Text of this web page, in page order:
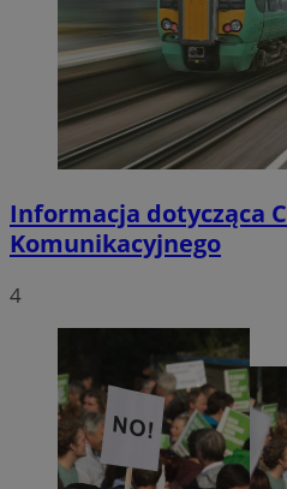
Informacja dotycząca
Komunikacyjnego
4